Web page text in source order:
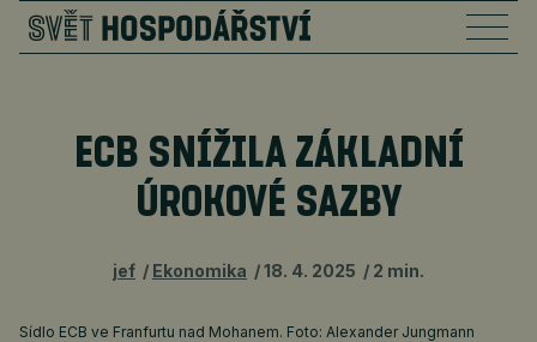
ECB SNÍŽILA ZÁKLADNÍ
ÚROKOVÉ SAZBY
jef Ekonomika 18. 4. 2025 2 min.
Sídlo ECB ve Franfurtu nad Mohanem. Foto: Alexander Jungmann